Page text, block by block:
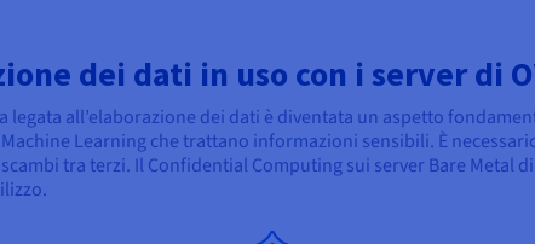
dei dati in uso con i server di
legata all’elaborazione dei dati è diventata un aspetto
Learning che trattano informazioni sensibili. È
tra terzi. Il Confidential Computing sui server Bare Metal